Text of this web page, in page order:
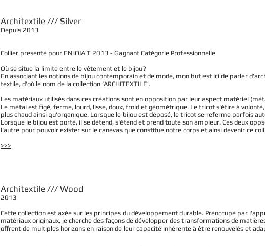
Architextile /// Silver
Depuis 2013
Collier presenté pour ENJOIA’T 2013 - Gagnant Catégorie Professionnelle
Où se situe la limite entre le vêtement et le bijou?
En associant les notions de bijou contemporain et de mode, mon but est ici de parler
textile, d'où le nom de la collection ‘ARCHITEXTILE’.
Les matériaux utilisés dans ces créations sont en opposition par leur aspect matériel
Le métal est figé, ferme, lourd, lisse, doux, froid et géométrique. Le tricot s'étire à
plus chaud ainsi qu'organique. Lorsque le bijou est déposé, le tricot se referme parfois
Lorsque le bijou est porté, il se détend, s'étend et prend toute son ampleur. Ces deux
l'autre pour pouvoir exister sur le canevas que constitue notre corps et ainsi devenir ce
>>>
Architextile /// Wood
​2013
Cette collection est axée sur les principes du développement durable. Préoccupé par
matériaux originaux, je cherche des façons de développer des transformations de
offrent de multiples horizons en raison de leur capacité inhérente à être renouvelés et